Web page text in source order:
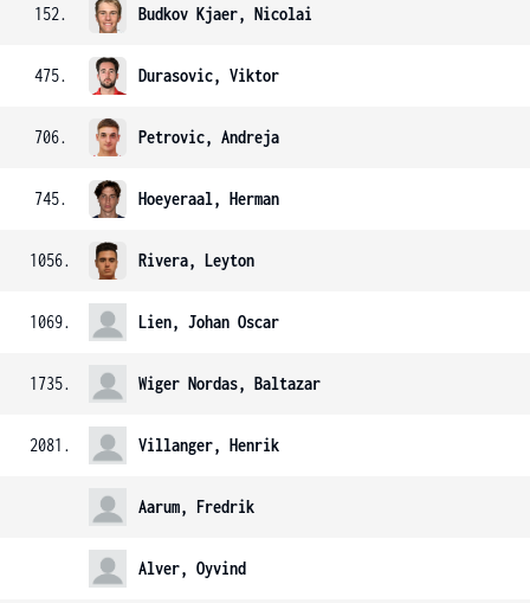
152. Budkov Kjaer, Nicolai
475. Durasovic, Viktor
706. Petrovic, Andreja
745. Hoeyeraal, Herman
1056. Rivera, Leyton
1069. Lien, Johan Oscar
1735. Wiger Nordas, Baltazar
2081. Villanger, Henrik
Aarum, Fredrik
Alver, Oyvind